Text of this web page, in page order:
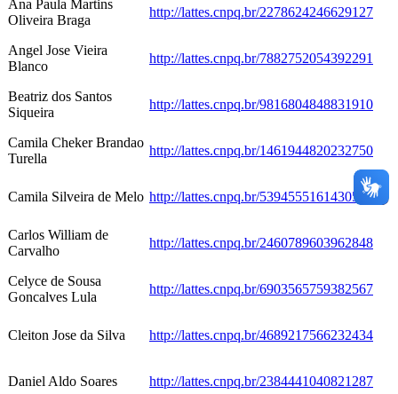
Ana Paula Martins
Oliveira Braga
http://lattes.cnpq.br/2278624246629127
Angel Jose Vieira
Blanco
http://lattes.cnpq.br/7882752054392291
Beatriz dos Santos
Siqueira
http://lattes.cnpq.br/9816804848831910
Camila Cheker Brandao
Turella
http://lattes.cnpq.br/1461944820232750
Camila Silveira de Melo http://lattes.cnpq.br/5394555161430575
Carlos William de
Carvalho
http://lattes.cnpq.br/2460789603962848
Celyce de Sousa
Goncalves Lula
http://lattes.cnpq.br/6903565759382567
Cleiton Jose da Silva http://lattes.cnpq.br/4689217566232434
Daniel Aldo Soares http://lattes.cnpq.br/2384441040821287